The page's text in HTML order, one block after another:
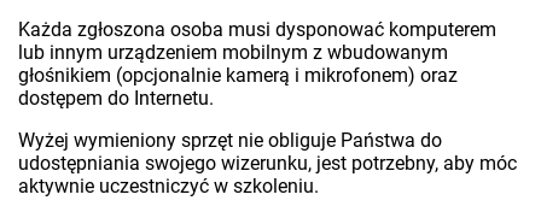
Każda zgłoszona osoba musi dysponować komputerem
lub innym urządzeniem mobilnym z wbudowanym
głośnikiem (opcjonalnie kamerą i mikrofonem) oraz
dostępem do Internetu.
Wyżej wymieniony sprzęt nie obliguje Państwa do
udostępniania swojego wizerunku, jest potrzebny, aby móc
aktywnie uczestniczyć w szkoleniu.